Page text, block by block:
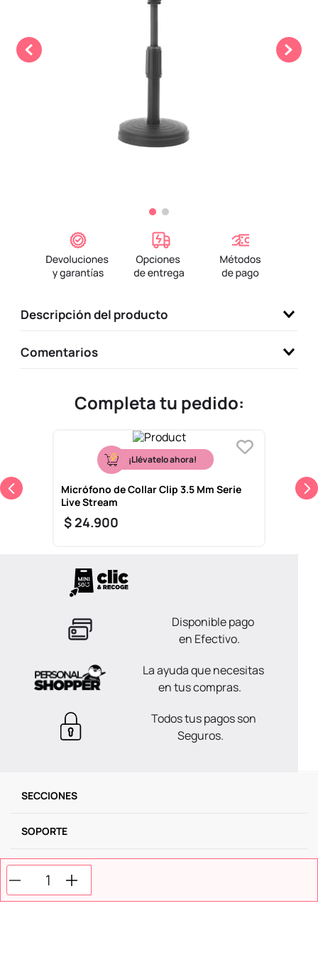
Descripción del producto
Comentarios
Completa tu pedido:
¡Llévatelo ahora!
Micrófono de Collar Clip 3.5 Mm Serie
Live Stream
$ 24.900
Disponible pago
en Efectivo.
La ayuda que necesitas
en tus compras.
Todos tus pagos son
Seguros.
SECCIONES
SOPORTE
SERVICIOS
NOSOTROS
10. league of legends